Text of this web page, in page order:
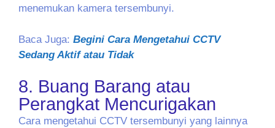
menemukan kamera tersembunyi.
Baca Juga: Begini Cara Mengetahui CCTV
Sedang Aktif atau Tidak
8. Buang Barang atau
Perangkat Mencurigakan
Cara mengetahui CCTV tersembunyi yang lainnya